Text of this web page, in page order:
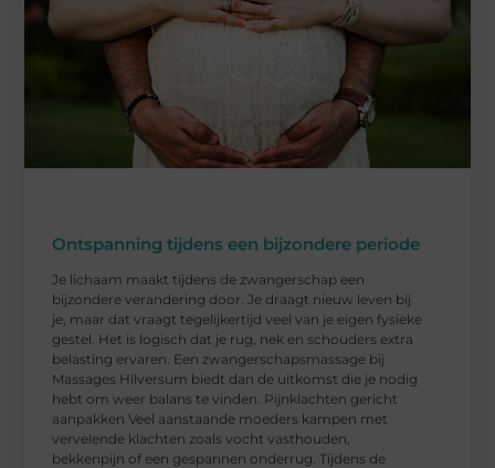
Ontspanning tijdens een bijzondere periode
Je lichaam maakt tijdens de zwangerschap een
bijzondere verandering door. Je draagt nieuw leven bij
je, maar dat vraagt tegelijkertijd veel van je eigen fysieke
gestel. Het is logisch dat je rug, nek en schouders extra
belasting ervaren. Een zwangerschapsmassage bij
Massages Hilversum biedt dan de uitkomst die je nodig
hebt om weer balans te vinden. Pijnklachten gericht
aanpakken Veel aanstaande moeders kampen met
vervelende klachten zoals vocht vasthouden,
bekkenpijn of een gespannen onderrug. Tijdens de